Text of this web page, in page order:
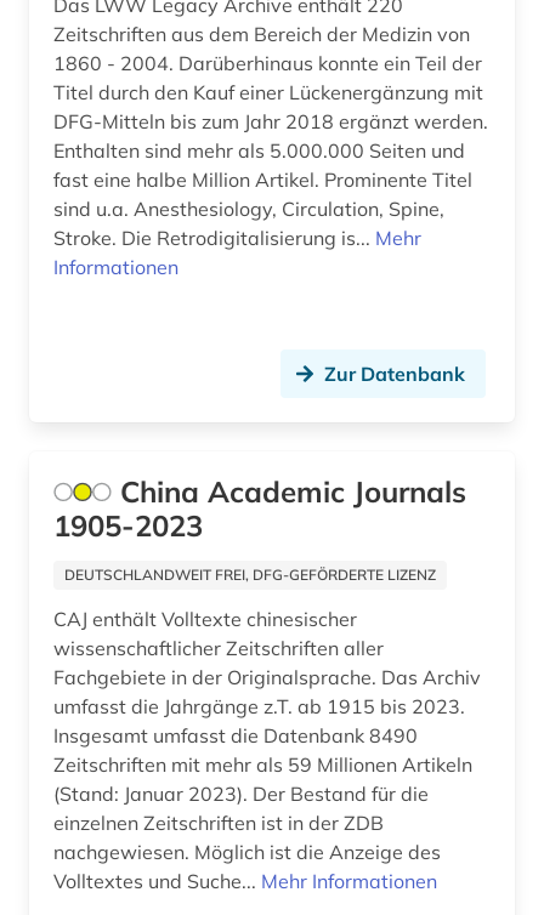
Das LWW Legacy Archive enthält 220
Zeitschriften aus dem Bereich der Medizin von
1860 - 2004. Darüberhinaus konnte ein Teil der
Titel durch den Kauf einer Lückenergänzung mit
DFG-Mitteln bis zum Jahr 2018 ergänzt werden.
Enthalten sind mehr als 5.000.000 Seiten und
fast eine halbe Million Artikel. Prominente Titel
sind u.a. Anesthesiology, Circulation, Spine,
Stroke. Die Retrodigitalisierung is... Mehr
Informationen
Zur Datenbank
China Academic Journals
1905-2023
DEUTSCHLANDWEIT FREI, DFG-GEFÖRDERTE LIZENZ
CAJ enthält Volltexte chinesischer
wissenschaftlicher Zeitschriften aller
Fachgebiete in der Originalsprache. Das Archiv
umfasst die Jahrgänge z.T. ab 1915 bis 2023.
Insgesamt umfasst die Datenbank 8490
Zeitschriften mit mehr als 59 Millionen Artikeln
(Stand: Januar 2023). Der Bestand für die
einzelnen Zeitschriften ist in der ZDB
nachgewiesen. Möglich ist die Anzeige des
Volltextes und Suche... Mehr Informationen